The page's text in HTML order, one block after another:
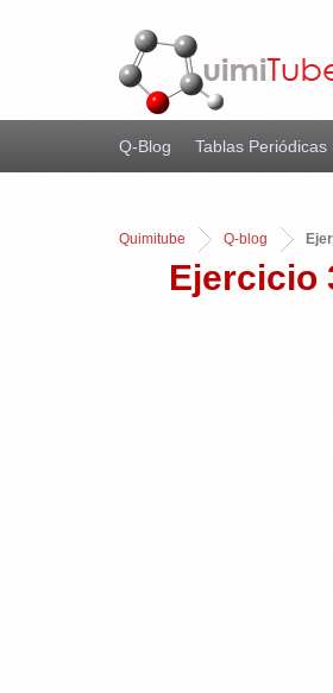
Q-Blog Tablas Periódicas
Quimitube Q-blog
Ejercicio